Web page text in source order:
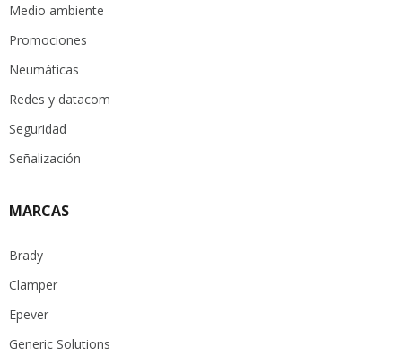
Medio ambiente
Promociones
Neumáticas
Redes y datacom
Seguridad
Señalización
MARCAS
Brady
Clamper
Epever
Generic Solutions